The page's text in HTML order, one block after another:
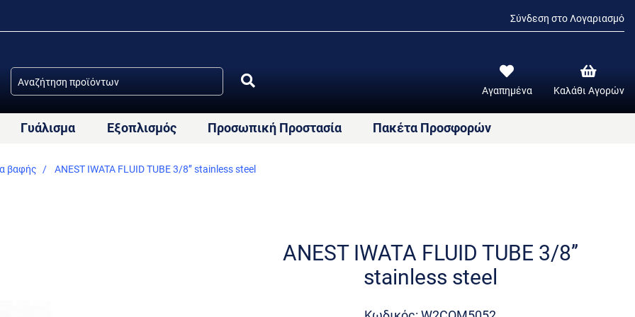
Σύνδεση στο Λογαριασμό
Αγαπημένα Καλάθι Αγορών
Γυάλισμα Εξοπλισμός Προσωπική Προστασία Πακέτα Προσφορών
βαφής ANEST IWATA FLUID TUBE 3/8’’ stainless steel
ANEST IWATA FLUID TUBE 3/8’’
stainless steel